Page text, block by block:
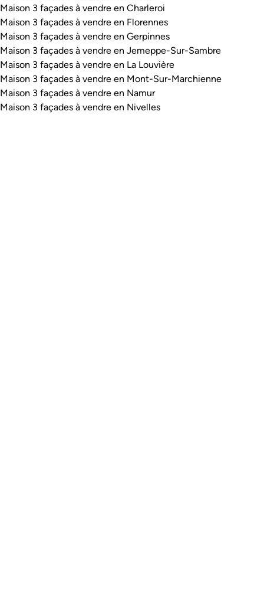
Maison 3 façades à vendre en Charleroi
Maison 3 façades à vendre en Florennes
Maison 3 façades à vendre en Gerpinnes
Maison 3 façades à vendre en Jemeppe-Sur-Sambre
Maison 3 façades à vendre en La Louvière
Maison 3 façades à vendre en Mont-Sur-Marchienne
Maison 3 façades à vendre en Namur
Maison 3 façades à vendre en Nivelles